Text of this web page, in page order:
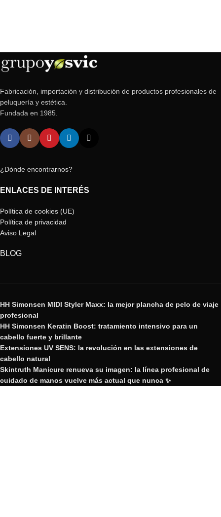
Fabricación, importación y distribución de productos profesionales de
peluquería y estética.
Fundada en 1985.
¿Dónde encontrarnos?
ENLACES DE INTERÉS
Política de cookies (UE)
Política de privacidad
Aviso Legal
BLOG
HH Simonsen MIDI Styler Maxx: la mejor plancha de pelo de viaje
profesional
HH Simonsen Keratin Boost: tratamiento intensivo para un
cabello fuerte y brillante
Extensiones UV SENS: la revolución en las extensiones de
cabello natural
Skintruth Manicure renueva su imagen: la línea profesional de
cuidado de manos vuelve más actual que nunca ✨